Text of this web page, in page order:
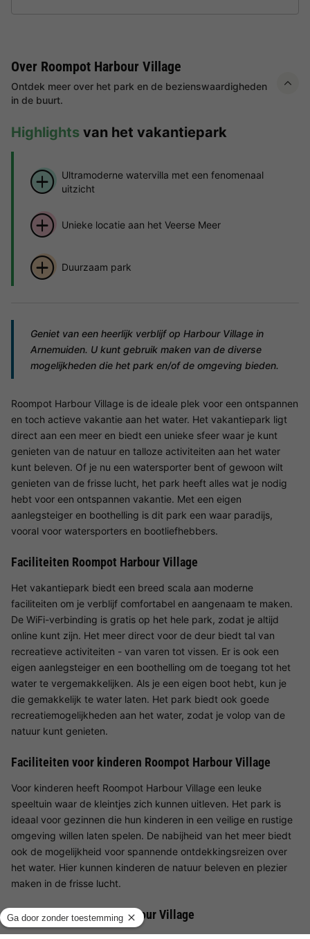
Over Roompot Harbour Village
Ontdek meer over het park en de bezienswaardigheden
in de buurt.
Highlights van het vakantiepark
Ultramoderne watervilla met een fenomenaal
uitzicht
Unieke locatie aan het Veerse Meer
Duurzaam park
Geniet van een heerlijk verblijf op Harbour Village in
Arnemuiden. U kunt gebruik maken van de diverse
mogelijkheden die het park en/of de omgeving bieden.
Roompot Harbour Village is de ideale plek voor een ontspannen
en toch actieve vakantie aan het water. Het vakantiepark ligt
direct aan een meer en biedt een unieke sfeer waar je kunt
genieten van de natuur en talloze activiteiten aan het water
kunt beleven. Of je nu een watersporter bent of gewoon wilt
genieten van de frisse lucht, het park heeft alles wat je nodig
hebt voor een ontspannen vakantie. Met een eigen
aanlegsteiger en boothelling is dit park een waar paradijs,
vooral voor watersporters en bootliefhebbers.
Faciliteiten Roompot Harbour Village
Het vakantiepark biedt een breed scala aan moderne
faciliteiten om je verblijf comfortabel en aangenaam te maken.
De WiFi-verbinding is gratis op het hele park, zodat je altijd
online kunt zijn. Het meer direct voor de deur biedt tal van
recreatieve activiteiten - van varen tot vissen. Er is ook een
eigen aanlegsteiger en een boothelling om de toegang tot het
water te vergemakkelijken. Als je een eigen boot hebt, kun je
die gemakkelijk te water laten. Het park biedt ook goede
recreatiemogelijkheden aan het water, zodat je volop van de
natuur kunt genieten.
Faciliteiten voor kinderen Roompot Harbour Village
Voor kinderen heeft Roompot Harbour Village een leuke
speeltuin waar de kleintjes zich kunnen uitleven. Het park is
ideaal voor gezinnen die hun kinderen in een veilige en rustige
omgeving willen laten spelen. De nabijheid van het meer biedt
ook de mogelijkheid voor spannende ontdekkingsreizen over
het water. Hier kunnen kinderen de natuur beleven en plezier
maken in de frisse lucht.
Restaurant Roompot Harbour Village